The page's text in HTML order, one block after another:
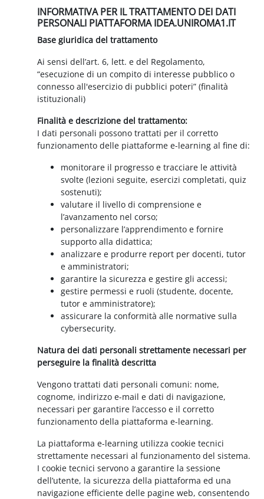
INFORMATIVA PER IL TRATTAMENTO DEI DATI
PERSONALI PIATTAFORMA IDEA.UNIROMA1.IT
Base giuridica del trattamento
Ai sensi dell’art. 6, lett. e del Regolamento,
“esecuzione di un compito di interesse pubblico o
connesso all'esercizio di pubblici poteri” (finalità
istituzionali)
Finalità e descrizione del trattamento:
I dati personali possono trattati per il corretto
funzionamento delle piattaforme e-learning al fine di:
monitorare il progresso e tracciare le attività
svolte (lezioni seguite, esercizi completati, quiz
sostenuti);
valutare il livello di comprensione e
l’avanzamento nel corso;
personalizzare l’apprendimento e fornire
supporto alla didattica;
analizzare e produrre report per docenti, tutor
e amministratori;
garantire la sicurezza e gestire gli accessi;
gestire permessi e ruoli (studente, docente,
tutor e amministratore);
assicurare la conformità alle normative sulla
cybersecurity.
Natura dei dati personali strettamente necessari per
perseguire la finalità descritta
Vengono trattati dati personali comuni: nome,
cognome, indirizzo e-mail e dati di navigazione,
necessari per garantire l’accesso e il corretto
funzionamento della piattaforma e-learning.
La piattaforma e-learning utilizza cookie tecnici
strettamente necessari al funzionamento del sistema.
I cookie tecnici servono a garantire la sessione
dell’utente, la sicurezza della piattaforma ed una
navigazione efficiente delle pagine web, consentendo